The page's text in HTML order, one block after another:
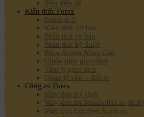
Tiền điện tử
Kiến thức Forex
Forex A-Z
Kiến thức cơ bản
Phân tích cơ bản
Phân tích kỹ thuật
Price Action Nâng Cao
Chiến lược giao dịch
Tâm lý giao dịch
Quản lý vốn – Rủi ro
Công cụ Forex
Máy tính Ký Quỹ
Máy tính lợi Nhuận/Rủi ro (R:R)
Máy tính Lot theo % rủi ro